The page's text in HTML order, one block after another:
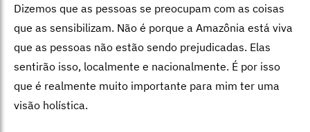
Dizemos que as pessoas se preocupam com as coisas
que as sensibilizam. Não é porque a Amazônia está viva
que as pessoas não estão sendo prejudicadas. Elas
sentirão isso, localmente e nacionalmente. É por isso
que é realmente muito importante para mim ter uma
visão holística.